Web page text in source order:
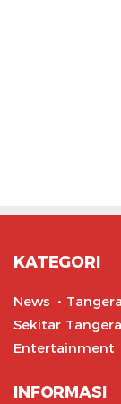
KATEGORI
News
Sekitar
Entertainment
INFORMASI